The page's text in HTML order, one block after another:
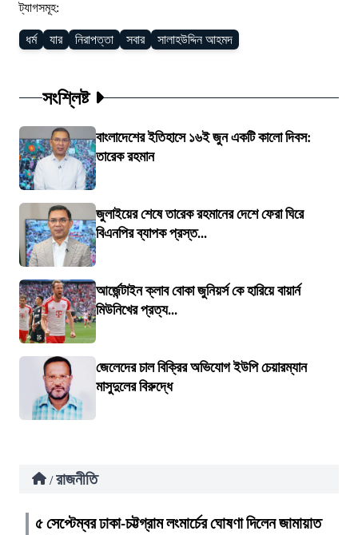
ট্যাগসমূহ:
ধর্ম যার নিরাপত্তা সবার সালাহউদ্দিন আহমদ
সংশ্লিষ্ট
বাংলাদেশের ইতিহাসে ১৬ই জুন একটি কালো দিবস:
তারেক রহমান
জুলাইয়ের শেষে তারেক রহমানের দেশে ফেরা ঘিরে
বিএনপির ব্যাপক প্রস্ত...
আর্জেন্টাইন ক্লাব বোকা জুনিয়র্স কে হারিয়ে বায়ার্ন
মিউনিখের প্রত্য...
জেলেদের চাল বিক্রির অভিযোগ ইউপি চেয়ারম্যান
মাসুদুলের বিরুদ্ধে
/ রাজনীতি
৫ সেপ্টেম্বর ঢাকা-চট্টগ্রাম লংমার্চের ঘোষণা দিলেন জামায়াত